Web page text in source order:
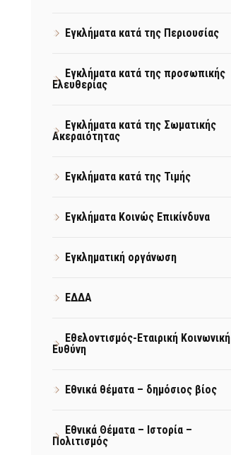
Εγκλήματα κατά της Περιουσίας
Εγκλήματα κατά της προσωπικής
Ελευθερίας
Εγκλήματα κατά της Σωματικής
Ακεραιότητας
Εγκλήματα κατά της Τιμής
Εγκλήματα Κοινώς Επικίνδυνα
Εγκληματική οργάνωση
ΕΔΔΑ
Εθελοντισμός-Εταιρική Κοινωνική
Ευθύνη
Εθνικά θέματα – δημόσιος βίος
Εθνικά Θέματα – Ιστορία –
Πολιτισμός